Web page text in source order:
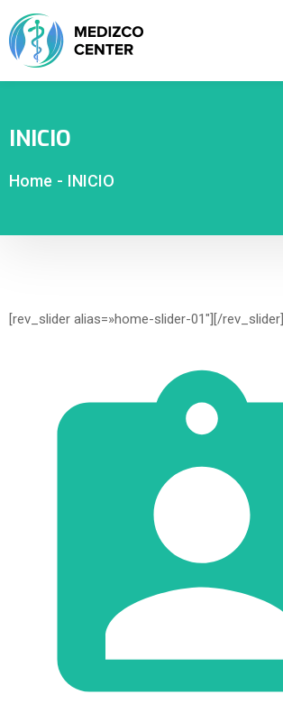
INICIO
Home - INICIO
[rev_slider alias=»home-slider-01″][/rev_slider]